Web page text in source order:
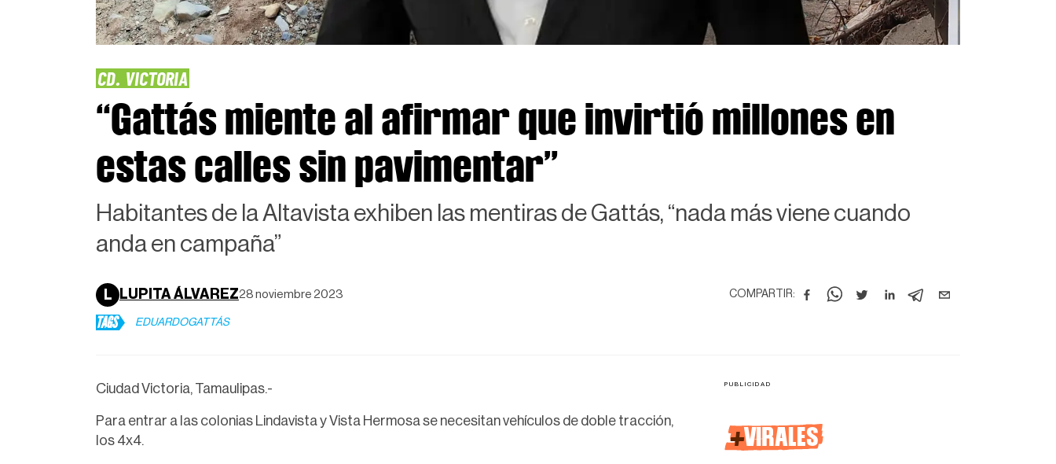
CD. VICTORIA
“Gattás miente al afirmar que invirtió millones en
estas calles sin pavimentar”
Habitantes de la Altavista exhiben las mentiras de Gattás, “nada más viene cuando
anda en campaña”
L LUPITA ÁLVAREZ28 noviembre 2023 COMPARTIR:
TAGS EDUARDOGATTÁS
Ciudad Victoria, Tamaulipas.-
Para entrar a las colonias Lindavista y Vista Hermosa se necesitan vehículos de doble tracción,
los 4x4.
+VIRALES